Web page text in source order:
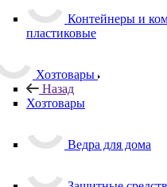
Контейнеры и
пластиковые
Хозтовары
Назад
Хозтовары
Ведра для дома